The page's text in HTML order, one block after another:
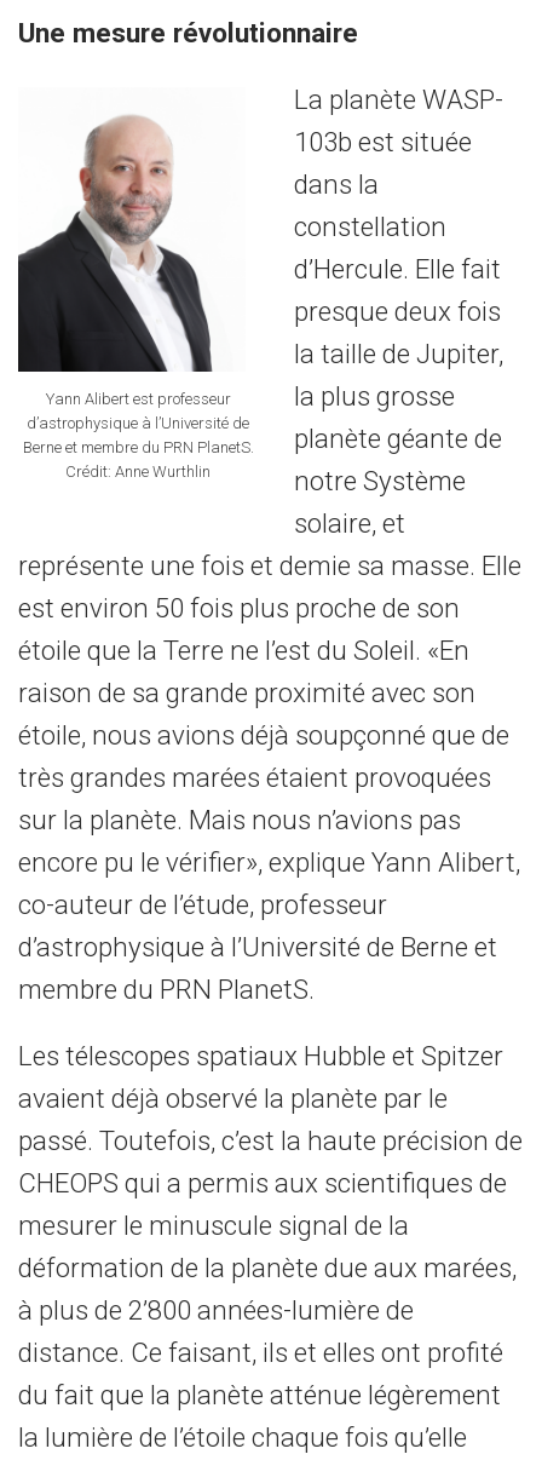
Une mesure révolutionnaire
Yann Alibert est professeur
d’astrophysique à l’Université de
Berne et membre du PRN PlanetS.
Crédit: Anne Wurthlin
La planète WASP-
103b est située
dans la
constellation
d’Hercule. Elle fait
presque deux fois
la taille de Jupiter,
la plus grosse
planète géante de
notre Système
solaire, et
représente une fois et demie sa masse. Elle
est environ 50 fois plus proche de son
étoile que la Terre ne l’est du Soleil. «En
raison de sa grande proximité avec son
étoile, nous avions déjà soupçonné que de
très grandes marées étaient provoquées
sur la planète. Mais nous n’avions pas
encore pu le vérifier», explique Yann Alibert,
co-auteur de l’étude, professeur
d’astrophysique à l’Université de Berne et
membre du PRN PlanetS.
Les télescopes spatiaux Hubble et Spitzer
avaient déjà observé la planète par le
passé. Toutefois, c’est la haute précision de
CHEOPS qui a permis aux scientifiques de
mesurer le minuscule signal de la
déformation de la planète due aux marées,
à plus de 2’800 années-lumière de
distance. Ce faisant, ils et elles ont profité
du fait que la planète atténue légèrement
la lumière de l’étoile chaque fois qu’elle